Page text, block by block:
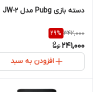
دسته بازی Pubg مدل JW-2
342,000
29%
241,000
افزودن به سبد